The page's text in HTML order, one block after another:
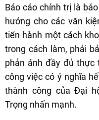
Báo cáo chính trị là
hướng cho các văn
tiến hành một cách
trong cách làm, phải
phản ánh đầy đủ thực
công việc có ý nghĩa
thành công của Đại
Trọng nhấn mạnh.